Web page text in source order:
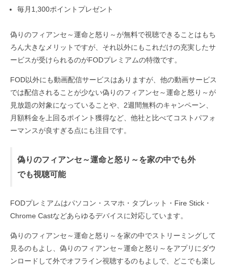
毎月1,300ポイントプレゼント
偽りのフィアンセ～運命と怒り～が無料で視聴できることはもち
ろん大きなメリットですが、それ以外にもこれだけの充実したサ
ービスが受けられるのがFODプレミアムの特徴です。
FOD以外にも動画配信サービスはありますが、他の動画サービス
では配信されることが少ない偽りのフィアンセ～運命と怒り～が
見放題の対象になっていることや、2週間無料のキャンペーン、
月額料金を上回るポイント獲得など、他社と比べてコストパフォ
ーマンスが良すぎる点にも注目です。
偽りのフィアンセ～運命と怒り～を家の中でも外
でも視聴可能
FODプレミアムはパソコン・スマホ・タブレット・Fire Stick・
Chrome Castなどあらゆるデバイスに対応しています。
偽りのフィアンセ～運命と怒り～を家の中でストリーミングして
見るのもよし、偽りのフィアンセ～運命と怒り～をアプリにダウ
ンロードして外でオフライン視聴するのもよしで、どこでも楽し